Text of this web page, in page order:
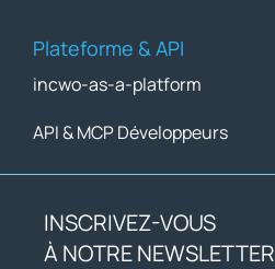
Plateforme & API
incwo-as-a-platform
API & MCP Développeurs
INSCRIVEZ-VOUS
À NOTRE NEWSLETTER